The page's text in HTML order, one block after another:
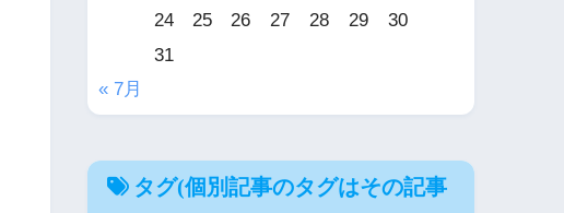
24
25 26 27 28 29
30
31
« 7月
タグ(個別記事のタグはその記事